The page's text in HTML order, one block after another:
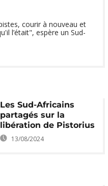
courir à nouveau et
l’était", espère un Sud-
Les Sud-Africains
partagés sur la
libération de Pistorius
13/08/2024